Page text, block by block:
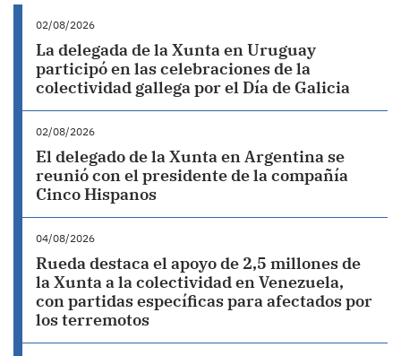
02/08/2026
La delegada de la Xunta en Uruguay
participó en las celebraciones de la
colectividad gallega por el Día de Galicia
02/08/2026
El delegado de la Xunta en Argentina se
reunió con el presidente de la compañía
Cinco Hispanos
04/08/2026
Rueda destaca el apoyo de 2,5 millones de
la Xunta a la colectividad en Venezuela,
con partidas específicas para afectados por
los terremotos